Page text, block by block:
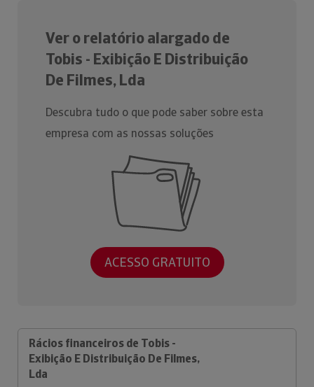
Ver o relatório alargado de
Tobis - Exibição E Distribuição
De Filmes, Lda
Descubra tudo o que pode saber sobre esta
empresa com as nossas soluções
ACESSO GRATUITO
Rácios financeiros de Tobis -
Exibição E Distribuição De Filmes,
Lda